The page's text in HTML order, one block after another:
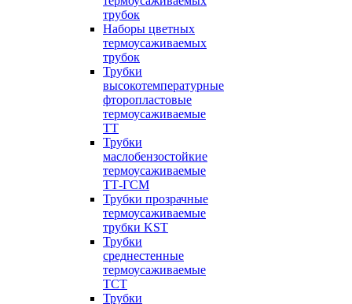
трубок
Наборы цветных
термоусаживаемых
трубок
Трубки
высокотемпературные
фторопластовые
термоусаживаемые
ТТ
Трубки
маслобензостойкие
термоусаживаемые
ТТ-ГСМ
Трубки прозрачные
термоусаживаемые
трубки KST
Трубки
среднестенные
термоусаживаемые
ТСТ
Трубки